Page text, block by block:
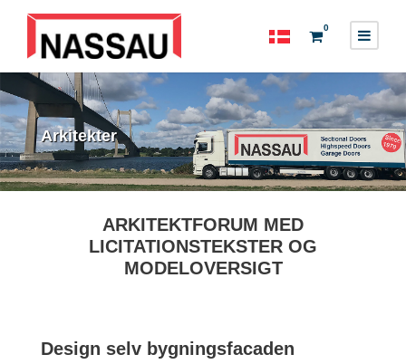
0
Arkitekter
ARKITEKTFORUM MED
LICITATIONSTEKSTER OG
MODELOVERSIGT
Design selv bygningsfacaden